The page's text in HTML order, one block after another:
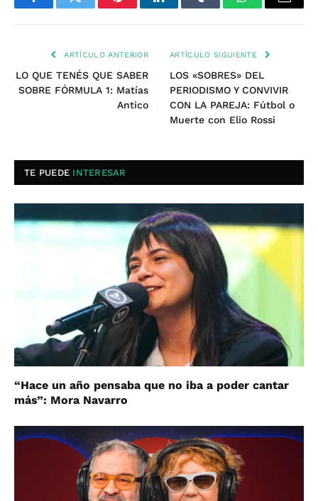
FacebookTwitter PinterestLinkedInTumblr WhatsAppEmail
ARTÍCULO ANTERIOR
LO QUE TENÉS QUE SABER
SOBRE FÓRMULA 1: Matías
Antico
ARTÍCULO SIGUIENTE
LOS «SOBRES» DEL
PERIODISMO Y CONVIVIR
CON LA PAREJA: Fútbol o
Muerte con Elio Rossi
TE PUEDE INTERESAR
“Hace un año pensaba que no iba a poder cantar
más”: Mora Navarro